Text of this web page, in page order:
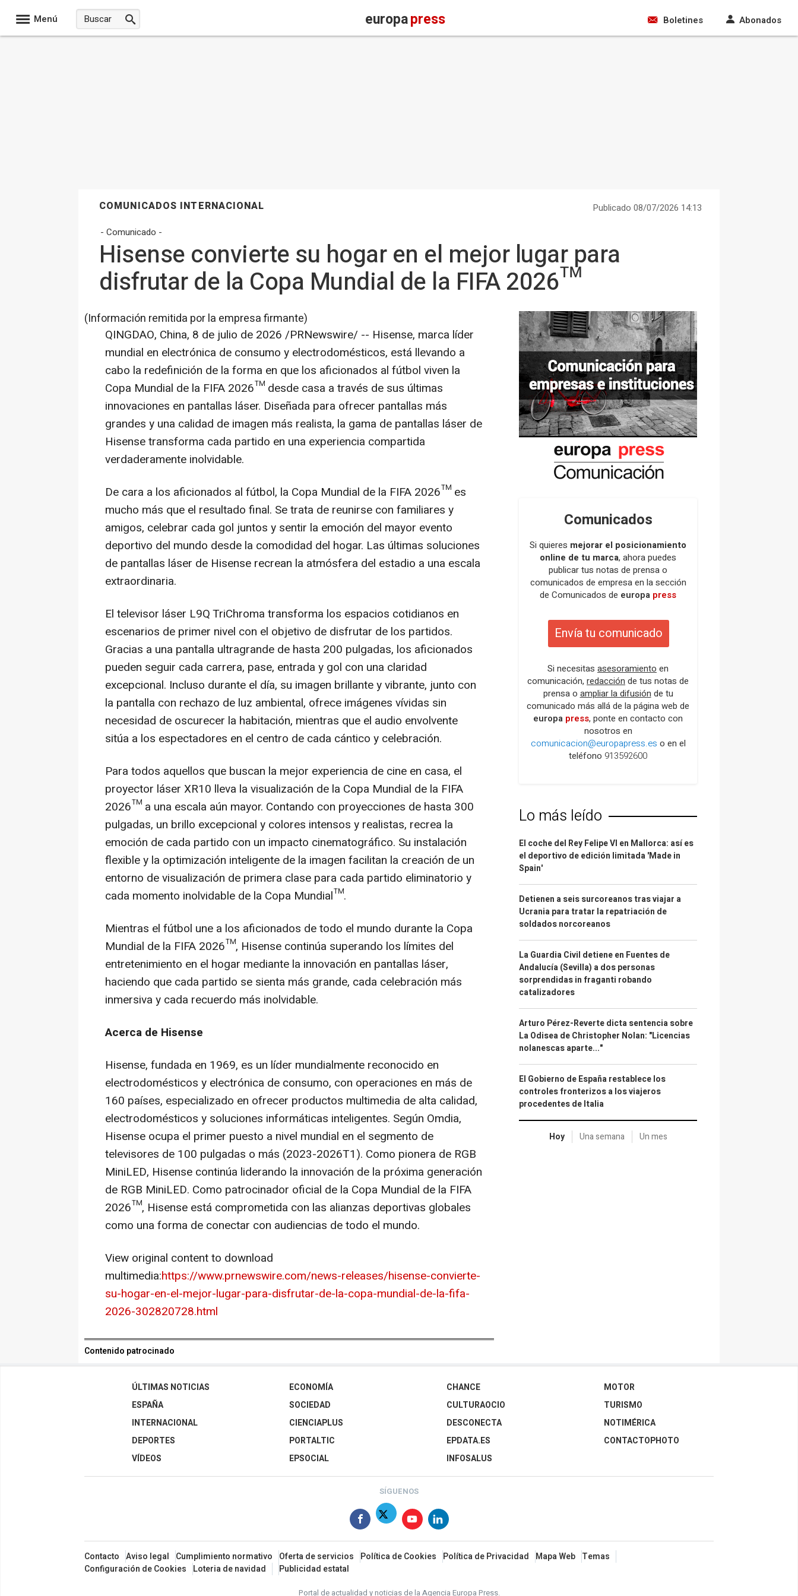
Menú europapress Boletines Abonados
COMUNICADOS INTERNACIONAL
Publicado 08/07/2026 14:13
- Comunicado -
Hisense convierte su hogar en el mejor lugar para
disfrutar de la Copa Mundial de la FIFA 2026™
(Información remitida por la empresa firmante)
QINGDAO, China, 8 de julio de 2026 /PRNewswire/ -- Hisense, marca líder
mundial en electrónica de consumo y electrodomésticos, está llevando a
cabo la redefinición de la forma en que los aficionados al fútbol viven la
Copa Mundial de la FIFA 2026™ desde casa a través de sus últimas
innovaciones en pantallas láser. Diseñada para ofrecer pantallas más
grandes y una calidad de imagen más realista, la gama de pantallas láser de
Hisense transforma cada partido en una experiencia compartida
verdaderamente inolvidable.
De cara a los aficionados al fútbol, la Copa Mundial de la FIFA 2026™ es
mucho más que el resultado final. Se trata de reunirse con familiares y
amigos, celebrar cada gol juntos y sentir la emoción del mayor evento
deportivo del mundo desde la comodidad del hogar. Las últimas soluciones
de pantallas láser de Hisense recrean la atmósfera del estadio a una escala
extraordinaria.
El televisor láser L9Q TriChroma transforma los espacios cotidianos en
escenarios de primer nivel con el objetivo de disfrutar de los partidos.
Gracias a una pantalla ultragrande de hasta 200 pulgadas, los aficionados
pueden seguir cada carrera, pase, entrada y gol con una claridad
excepcional. Incluso durante el día, su imagen brillante y vibrante, junto con
la pantalla con rechazo de luz ambiental, ofrece imágenes vívidas sin
necesidad de oscurecer la habitación, mientras que el audio envolvente
sitúa a los espectadores en el centro de cada cántico y celebración.
Para todos aquellos que buscan la mejor experiencia de cine en casa, el
proyector láser XR10 lleva la visualización de la Copa Mundial de la FIFA
2026™ a una escala aún mayor. Contando con proyecciones de hasta 300
pulgadas, un brillo excepcional y colores intensos y realistas, recrea la
emoción de cada partido con un impacto cinematográfico. Su instalación
flexible y la optimización inteligente de la imagen facilitan la creación de un
entorno de visualización de primera clase para cada partido eliminatorio y
cada momento inolvidable de la Copa Mundial™.
Mientras el fútbol une a los aficionados de todo el mundo durante la Copa
Mundial de la FIFA 2026™, Hisense continúa superando los límites del
entretenimiento en el hogar mediante la innovación en pantallas láser,
haciendo que cada partido se sienta más grande, cada celebración más
inmersiva y cada recuerdo más inolvidable.
Acerca de Hisense
Hisense, fundada en 1969, es un líder mundialmente reconocido en
electrodomésticos y electrónica de consumo, con operaciones en más de
160 países, especializado en ofrecer productos multimedia de alta calidad,
electrodomésticos y soluciones informáticas inteligentes. Según Omdia,
Hisense ocupa el primer puesto a nivel mundial en el segmento de
televisores de 100 pulgadas o más (2023-2026T1). Como pionera de RGB
MiniLED, Hisense continúa liderando la innovación de la próxima generación
de RGB MiniLED. Como patrocinador oficial de la Copa Mundial de la FIFA
2026™, Hisense está comprometida con las alianzas deportivas globales
como una forma de conectar con audiencias de todo el mundo.
View original content to download
multimedia:https://www.prnewswire.com/news-releases/hisense-convierte-
su-hogar-en-el-mejor-lugar-para-disfrutar-de-la-copa-mundial-de-la-fifa-
2026-302820728.html
Contenido patrocinado
Comunicados
Si quieres mejorar el posicionamiento
online de tu marca, ahora puedes
publicar tus notas de prensa o
comunicados de empresa en la sección
de Comunicados de europa press
Envía tu comunicado
Si necesitas asesoramiento en
comunicación, redacción de tus notas de
prensa o ampliar la difusión de tu
comunicado más allá de la página web de
europa press, ponte en contacto con
nosotros en
comunicacion@europapress.es o en el
teléfono 913592600
Lo más leído
El coche del Rey Felipe VI en Mallorca: así es
el deportivo de edición limitada 'Made in
Spain'
Detienen a seis surcoreanos tras viajar a
Ucrania para tratar la repatriación de
soldados norcoreanos
La Guardia Civil detiene en Fuentes de
Andalucía (Sevilla) a dos personas
sorprendidas in fraganti robando
catalizadores
Arturo Pérez-Reverte dicta sentencia sobre
La Odisea de Christopher Nolan: "Licencias
nolanescas aparte..."
El Gobierno de España restablece los
controles fronterizos a los viajeros
procedentes de Italia
Hoy Una semana Un mes
ÚLTIMAS NOTICIAS
ESPAÑA
INTERNACIONAL
DEPORTES
VÍDEOS
ECONOMÍA
SOCIEDAD
CIENCIAPLUS
PORTALTIC
EPSOCIAL
CHANCE
CULTURAOCIO
DESCONECTA
EPDATA.ES
INFOSALUS
MOTOR
TURISMO
NOTIMÉRICA
CONTACTOPHOTO
SÍGUENOS
Contacto Aviso legal Cumplimiento normativo Oferta de servicios Política de Cookies Política de Privacidad Mapa Web Temas
Configuración de Cookies
Loteria de navidad Publicidad estatal
Portal de actualidad y noticias de la Agencia Europa Press.